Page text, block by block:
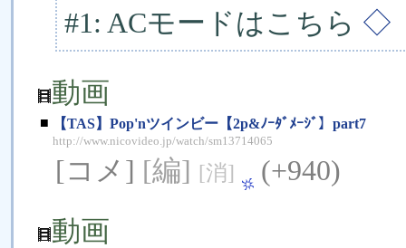
#1: ACモードはこちら ◇
動画
■ 【TAS】Pop'nツインビー【2p&ﾉｰﾀﾞﾒｰｼﾞ】part7
http://www.nicovideo.jp/watch/sm13714065
[コメ] [編] [消]
(+940)
動画